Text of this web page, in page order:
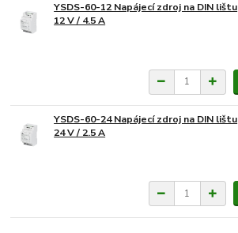
YSDS-60-12 Napájecí zdroj na DIN lištu
12 V / 4.5 A
YSDS-60-24 Napájecí zdroj na DIN lištu
24 V / 2.5 A